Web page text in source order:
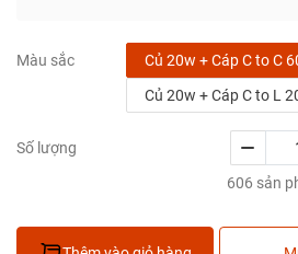
Màu sắc
Củ 20w + Cáp C to C
Củ 20w + Cáp C to L
Số lượng
606 sản